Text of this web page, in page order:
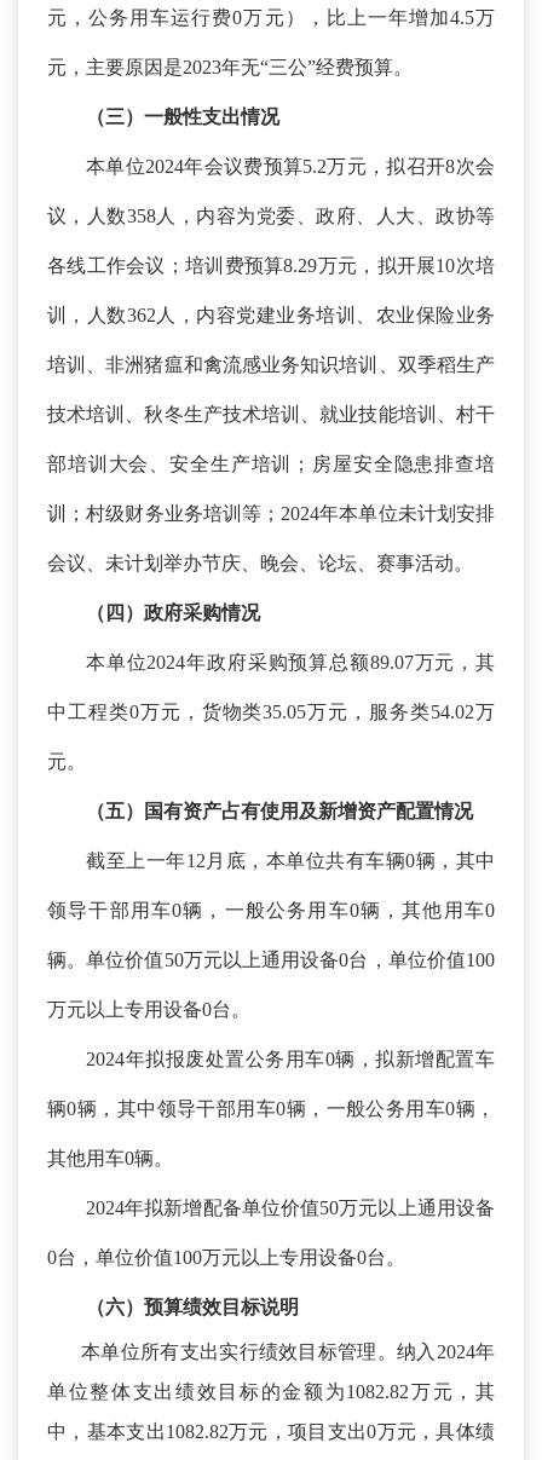
元，公务用车运行费0万元），比上一年增加4.5万
元，主要原因是2023年无“三公”经费预算。
（三）一般性支出情况
本单位2024年会议费预算5.2万元，拟召开8次会
议，人数358人，内容为党委、政府、人大、政协等
各线工作会议；培训费预算8.29万元，拟开展10次培
训，人数362人，内容党建业务培训、农业保险业务
培训、非洲猪瘟和禽流感业务知识培训、双季稻生产
技术培训、秋冬生产技术培训、就业技能培训、村干
部培训大会、安全生产培训；房屋安全隐患排查培
训；村级财务业务培训等 ； 2024年本单位未计划安排
会议、未计划举办节庆、晚会、论坛、赛事活动。
（四）政府采购情况
本单位2024年政府采购预算总额89.07万元，其
中工程类0万元，货物类35.05万元，服务类54.02万
元。
（五）国有资产占有使用及新增资产配置情况
截至上一年12月底，本单位共有车辆0辆，其中
领导干部用车0辆，一般公务用车0辆，其他用车0
辆。单位价值50万元以上通用设备0台，单位价值100
万元以上专用设备0台。
2024年拟报废处置公务用车0辆，拟新增配置车
辆0辆，其中领导干部用车0辆，一般公务用车0辆，
其他用车0辆。
2024年拟新增配备单位价值50万元以上通用设备
0台，单位价值100万元以上专用设备0台。
（六）预算绩效 目标说明
本单位所有支出实行绩效目标管理。纳入 2024年
单位整体支出绩效目标的金额为1082.82万元，其
中，基本支出1082.82万元，项目支出0万元，具体绩